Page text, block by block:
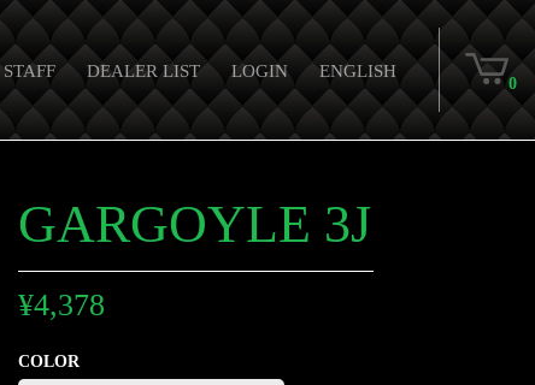
STAFF DEALER LIST LOGIN ENGLISH
0
GARGOYLE 3J
¥4,378
COLOR